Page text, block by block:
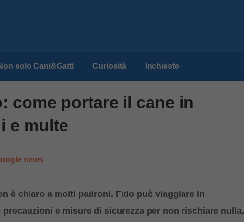
solo Cani&Gatti Curiosità Inchieste
come portare il cane in
e multe
news
è chiaro a molti padroni. Fido può viaggiare in
e misure di sicurezza per non rischiare nulla.